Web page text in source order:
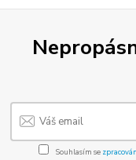
Souhlasím se